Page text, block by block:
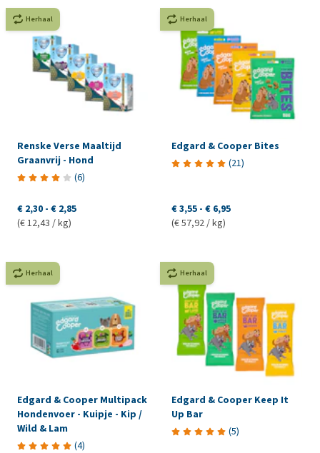
Herhaal
Renske Verse Maaltijd
Graanvrij - Hond
(6)
€ 2,30 - € 2,85
(€ 12,43 / kg)
Herhaal
Edgard & Cooper Bites
(21)
€ 3,55 - € 6,95
(€ 57,92 / kg)
Herhaal
Edgard & Cooper Multipack
Hondenvoer - Kuipje - Kip /
Wild & Lam
(4)
Herhaal
Edgard & Cooper Keep It
Up Bar
(5)